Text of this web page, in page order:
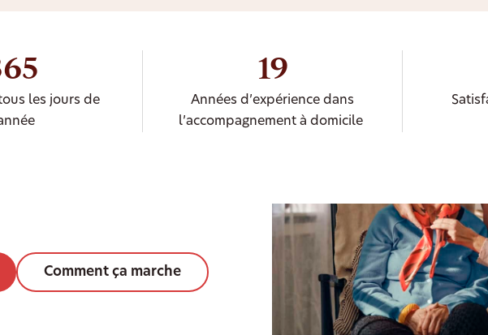
les jours de
19
Années d’expérience dans
l’accompagnement à domicile
Comment ça marche